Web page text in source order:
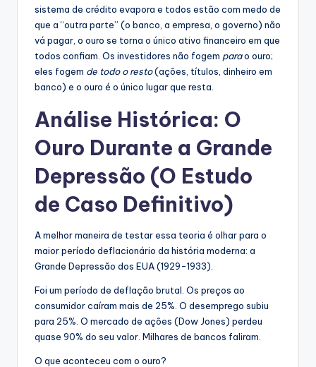
sistema de crédito evapora e todos estão com medo de
que a “outra parte” (o banco, a empresa, o governo) não
vá pagar, o ouro se torna o único ativo financeiro em que
todos confiam. Os investidores não fogem parao ouro;
eles fogem de todo o resto(ações, títulos, dinheiro em
banco) e o ouro é o único lugar que resta.
Análise Histórica: O
Ouro Durante a Grande
Depressão (O Estudo
de Caso Definitivo)
A melhor maneira de testar essa teoria é olhar para o
maior período deflacionário da história moderna: a
Grande Depressão dos EUA (1929-1933).
Foi um período de deflação brutal. Os preços ao
consumidor caíram mais de 25%. O desemprego subiu
para 25%. O mercado de ações (Dow Jones) perdeu
quase 90% do seu valor. Milhares de bancos faliram.
O que aconteceu com o ouro?